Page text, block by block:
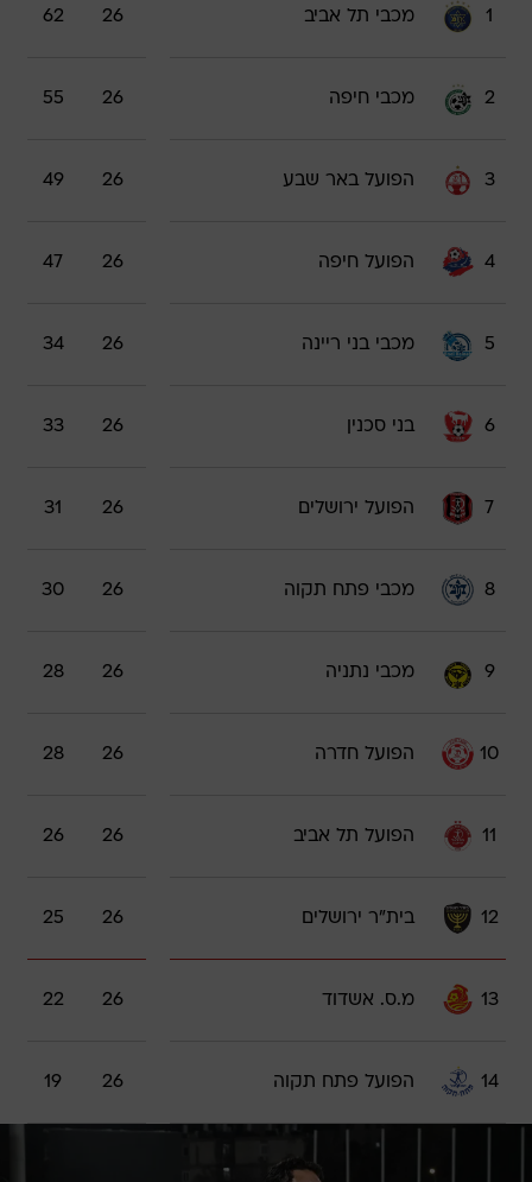
1 מכבי תל אביב 26
62
2 מכבי חיפה 26
55
3 הפועל באר שבע 26
49
4 הפועל חיפה 26
47
5 מכבי בני ריינה 26
34
6 בני סכנין 26
33
7 הפועל ירושלים 26
31
8 מכבי פתח תקוה 26
30
9 מכבי נתניה 26
28
10 הפועל חדרה 26
28
11 הפועל תל אביב 26
26
12 בית"ר ירושלים 26
25
13 מ.ס. אשדוד 26
22
14 הפועל פתח תקוה 26
19